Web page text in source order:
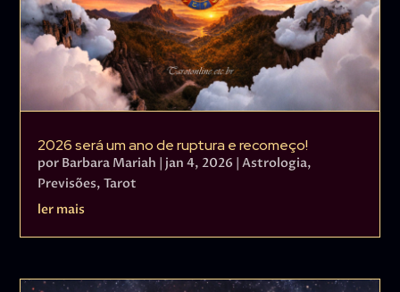
2026 será um ano de ruptura e recomeço!
por Barbara Mariah | jan 4, 2026 |Astrologia,
Previsões,Tarot
ler mais